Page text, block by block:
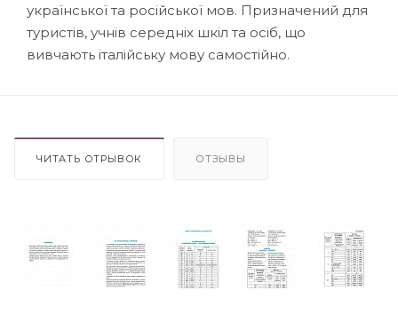
української та російської мов. Призначений для
туристів, учнів середніх шкіл та осіб, що
вивчають італійську мову самостійно.
ЧИТАТЬ ОТРЫВОК ОТЗЫВЫ